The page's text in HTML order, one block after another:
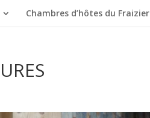
Chambres d’hôtes du Fraizier